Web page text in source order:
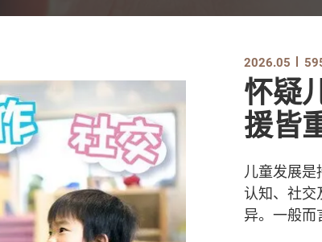
2026.05
怀疑
援皆
儿童发展是
认知、社交
异。一般而